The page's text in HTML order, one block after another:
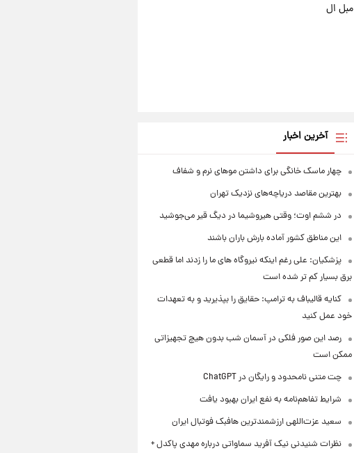
مبل ال
آخرین اخبار
چهار ماسک خانگی برای داشتن موهای نرم و شفاف
بهترین مقاصد دریاچه‌های نزدیک تهران
در ششم اوت؛ وقتی هیروشیما در دیگ قیر می‌جوشید
این مناطق کشور آماده بارش باران باشند
پزشکیان: علی رغم اینکه نیروگاه های ما را زدند اما قطعی
برق بسیار کم تر شده است
کنایه قالیباف به ترامپ: حقایق را بپذیرید و به تعهدات
خود عمل کنید
رصد این صور فلکی در آسمان شب بدون هیچ تجهیزاتی
ممکن است
چت متنی نامحدود و رایگان در ChatGPT
شرایط تفاهم‌نامه به نفع ایران بهبود یافت
سعید عزت‌اللهی ارزشمندترین هافبک فوتبال ایران
نظرات شنیدنی نیک آفرید سماواتی درباره مهدی پاکدل +